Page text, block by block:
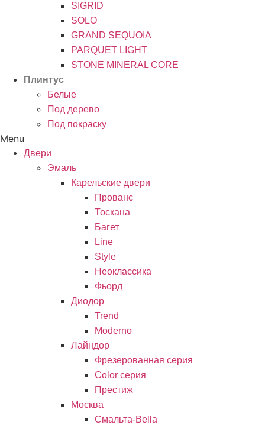
SIGRID
SOLO
GRAND SEQUOIA
PARQUET LIGHT
STONE MINERAL CORE
Плинтус
Белые
Под дерево
Под покраску
Menu
Двери
Эмаль
Карельские двери
Прованc
Тоскана
Багет
Line
Style
Неоклассика
Фьорд
Диодор
Trend
Moderno
Лайндор
Фрезерованная серия
Color серия
Престиж
Москва
Смальта-Bella